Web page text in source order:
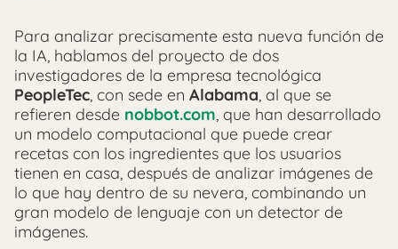
Para analizar precisamente esta nueva función de
la IA, hablamos del proyecto de dos
investigadores de la empresa tecnológica
PeopleTec, con sede en Alabama, al que se
refieren desde nobbot.com, que han desarrollado
un modelo computacional que puede crear
recetas con los ingredientes que los usuarios
tienen en casa, después de analizar imágenes de
lo que hay dentro de su nevera, combinando un
gran modelo de lenguaje con un detector de
imágenes.